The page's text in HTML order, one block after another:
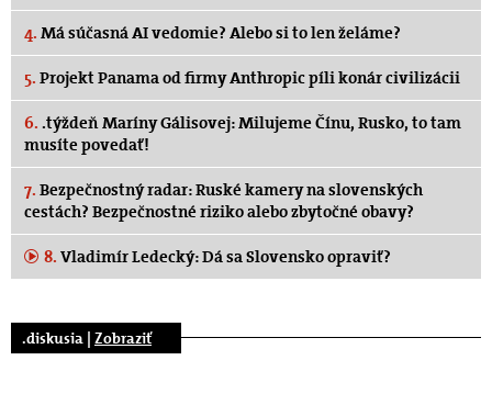
4. Má súčasná AI vedomie? Alebo si to len želáme?
5. Projekt Panama od firmy Anthropic píli konár civilizácii
6. .týždeň Maríny Gálisovej: Milujeme Čínu, Rusko, to tam
musíte povedať!
7. Bezpečnostný radar: Ruské kamery na slovenských
cestách? Bezpečnostné riziko alebo zbytočné obavy?
8. Vladimír Ledecký: Dá sa Slovensko opraviť?
.diskusia | Zobraziť